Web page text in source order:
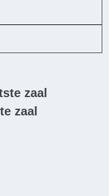
zaal
zaal